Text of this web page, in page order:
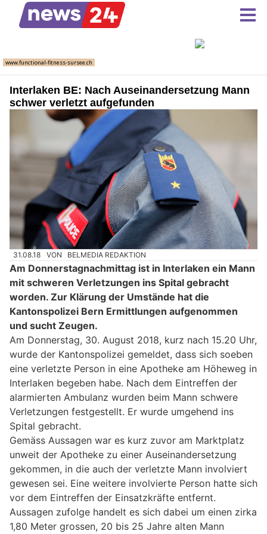
Interlaken BE: Nach Auseinandersetzung Mann
schwer verletzt aufgefunden
31.08.18 VON BELMEDIA REDAKTION
Am Donnerstagnachmittag ist in Interlaken ein Mann
mit schweren Verletzungen ins Spital gebracht
worden. Zur Klärung der Umstände hat die
Kantonspolizei Bern Ermittlungen aufgenommen
und sucht Zeugen.
Am Donnerstag, 30. August 2018, kurz nach 15.20 Uhr,
wurde der Kantonspolizei gemeldet, dass sich soeben
eine verletzte Person in eine Apotheke am Höheweg in
Interlaken begeben habe. Nach dem Eintreffen der
alarmierten Ambulanz wurden beim Mann schwere
Verletzungen festgestellt. Er wurde umgehend ins
Spital gebracht.
Gemäss Aussagen war es kurz zuvor am Marktplatz
unweit der Apotheke zu einer Auseinandersetzung
gekommen, in die auch der verletzte Mann involviert
gewesen sei. Eine weitere involvierte Person hatte sich
vor dem Eintreffen der Einsatzkräfte entfernt.
Aussagen zufolge handelt es sich dabei um einen zirka
1,80 Meter grossen, 20 bis 25 Jahre alten Mann